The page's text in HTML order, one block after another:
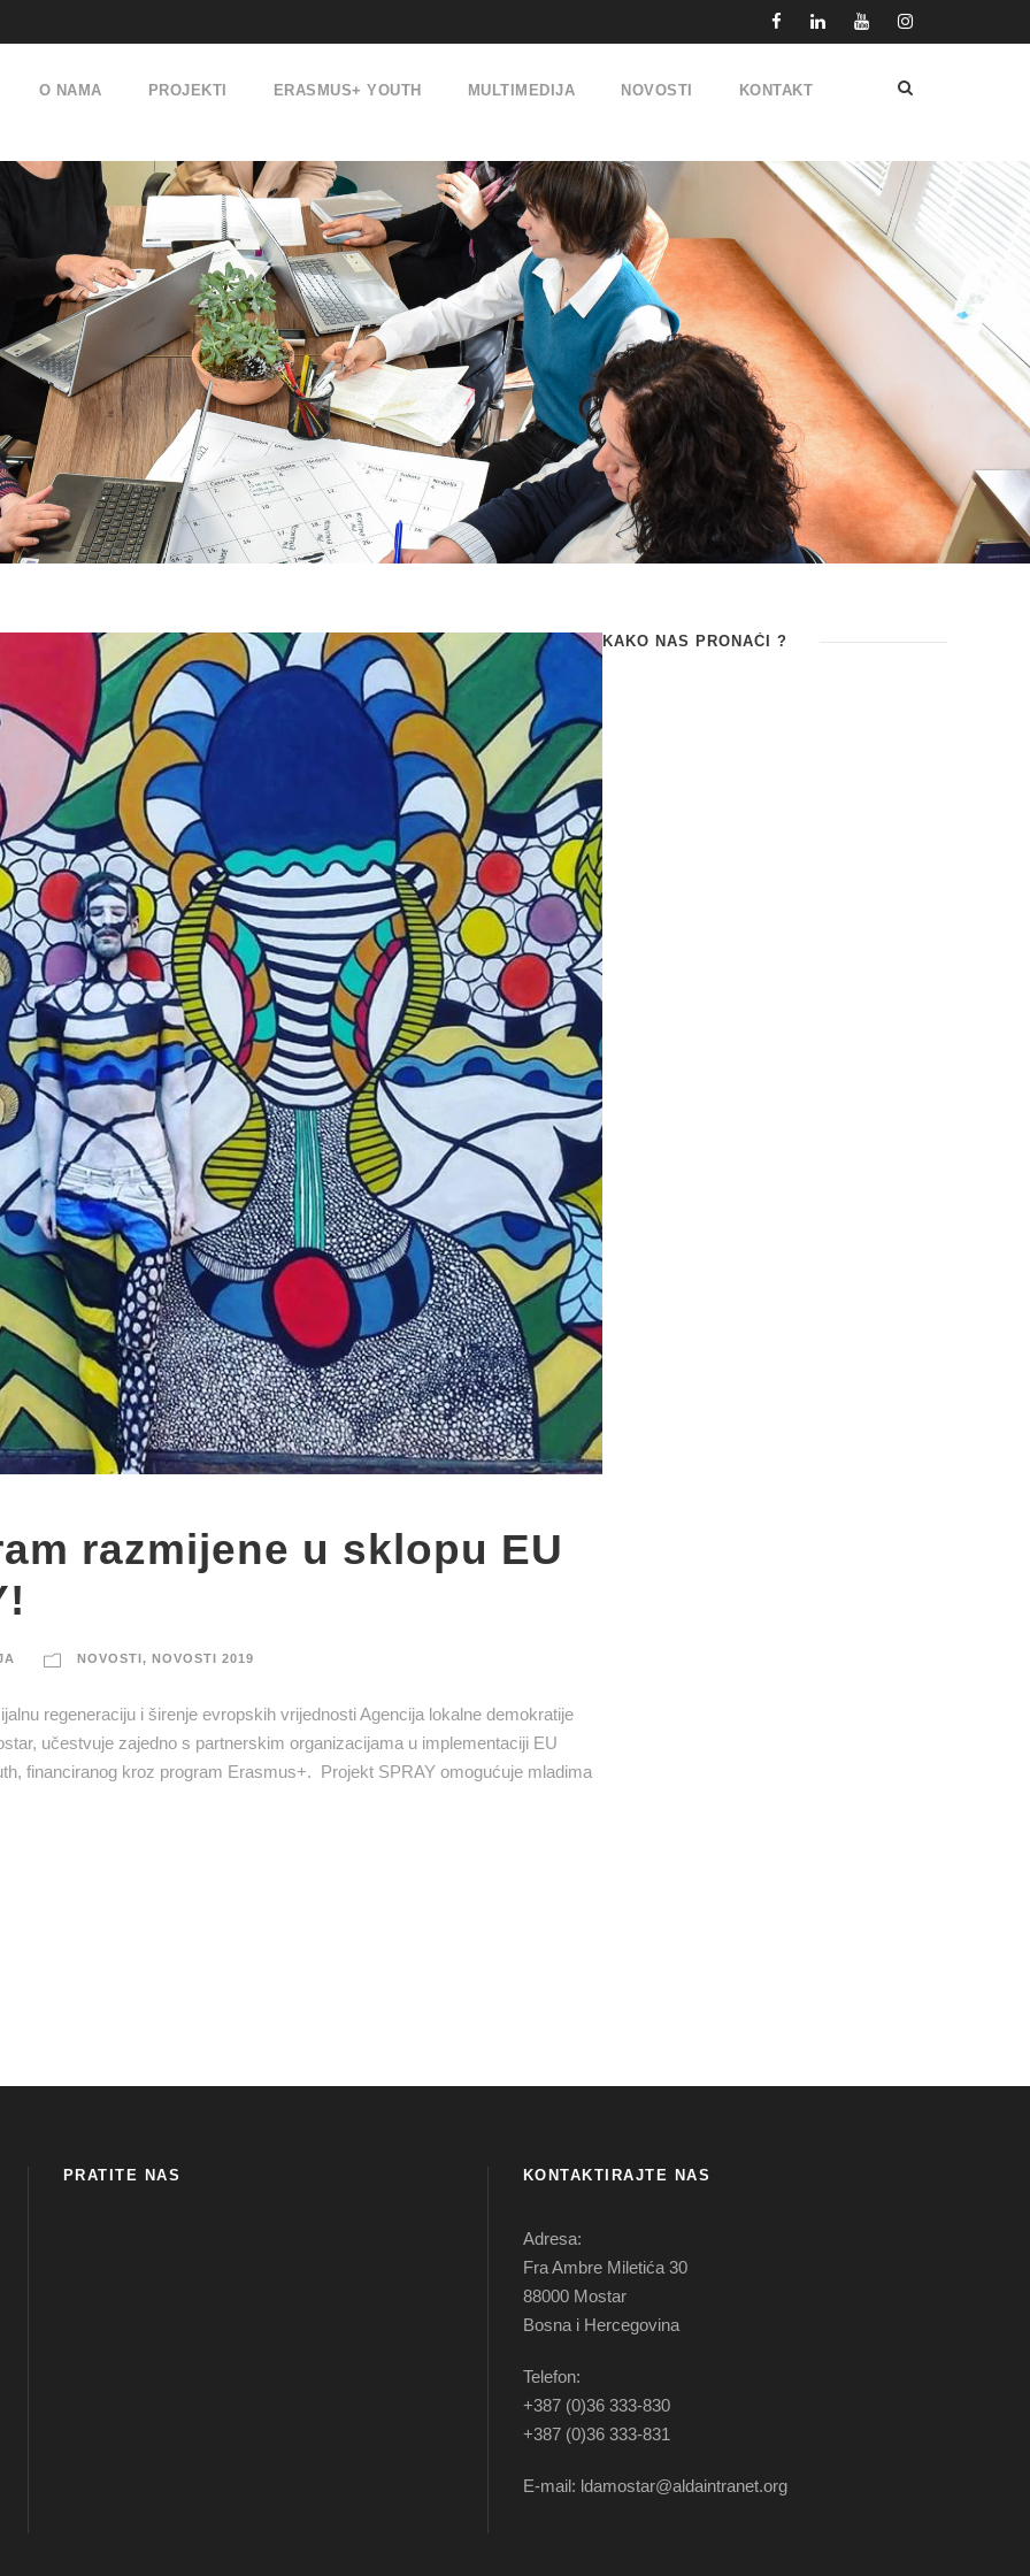
O NAMA PROJEKTI ERASMUS+ YOUTH MULTIMEDIJA NOVOSTI KONTAKT
razmijene u sklopu EU
NOVOSTI , NOVOSTI 2019
regeneraciju i širenje evropskih vrijednosti Agencija lokalne demokratije
učestvuje zajedno s partnerskim organizacijama u implementaciji EU
financiranog kroz program Erasmus+. Projekt SPRAY omogućuje mladima
KAKO NAS PRONAĆI ?
PRATITE NAS KONTAKTIRAJTE NAS
Adresa:
Fra Ambre Miletića 30
88000 Mostar
Bosna i Hercegovina
Telefon:
+387 (0)36 333-830
+387 (0)36 333-831
E-mail: ldamostar@aldaintranet.org